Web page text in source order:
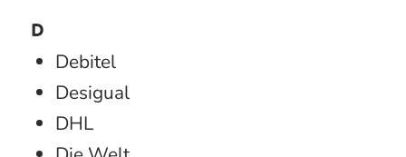
D
Debitel
Desigual
DHL